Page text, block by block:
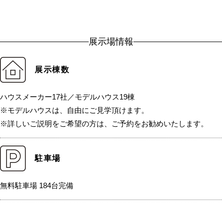
展示場情報
展示棟数
ハウスメーカー17社／モデルハウス19棟
※モデルハウスは、自由にご見学頂けます。
※詳しいご説明をご希望の方は、ご予約をお勧めいたします。
駐車場
無料駐車場 184台完備